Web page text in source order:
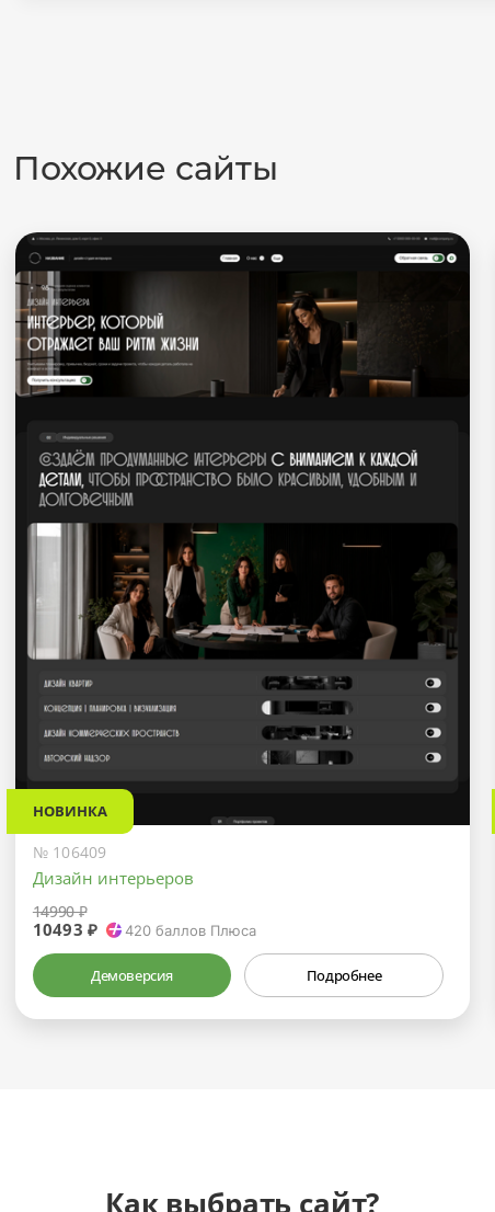
Похожие сайты
НОВИНКА
№ 106409
Дизайн интерьеров
14990 ₽
10493 ₽ 420 баллов Плюса
Демоверсия Подробнее
Как выбрать сайт?